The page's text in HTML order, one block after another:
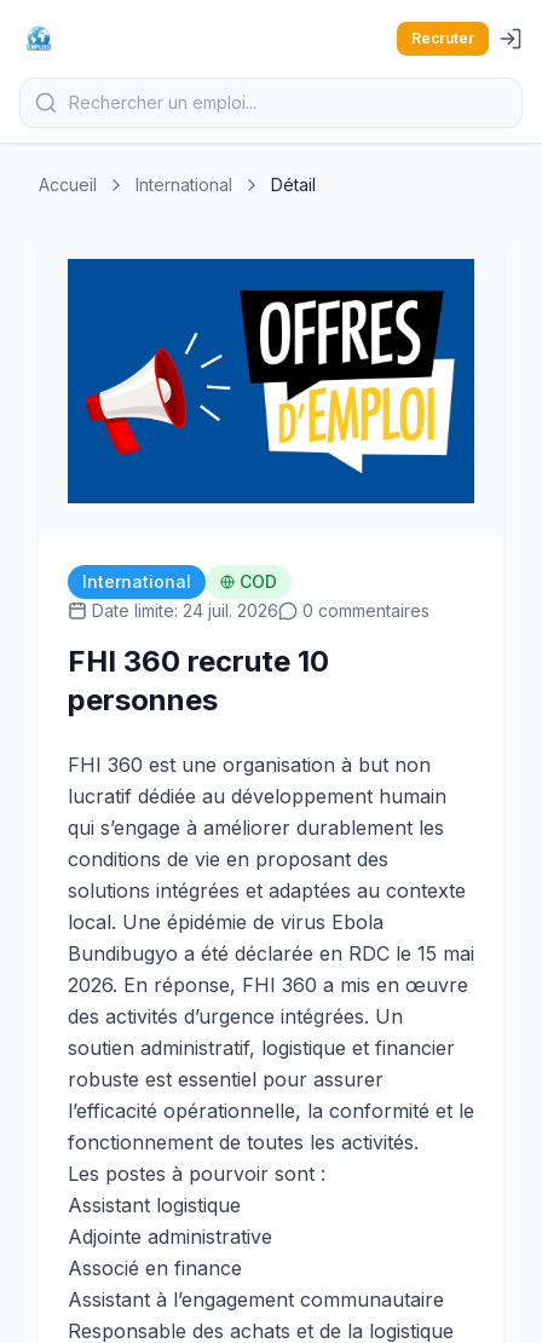
Recruter
Accueil International Détail
International
COD
Date limite: 24 juil. 2026
0 commentaires
FHI 360 recrute 10
personnes
FHI 360 est une organisation à but non
lucratif dédiée au développement humain
qui s’engage à améliorer durablement les
conditions de vie en proposant des
solutions intégrées et adaptées au contexte
local. Une épidémie de virus Ebola
Bundibugyo a été déclarée en RDC le 15 mai
2026. En réponse, FHI 360 a mis en œuvre
des activités d’urgence intégrées. Un
soutien administratif, logistique et financier
robuste est essentiel pour assurer
l’efficacité opérationnelle, la conformité et le
fonctionnement de toutes les activités.
Les postes à pourvoir sont :
Assistant logistique
Adjointe administrative
Associé en finance
Assistant à l’engagement communautaire
Responsable des achats et de la logistique